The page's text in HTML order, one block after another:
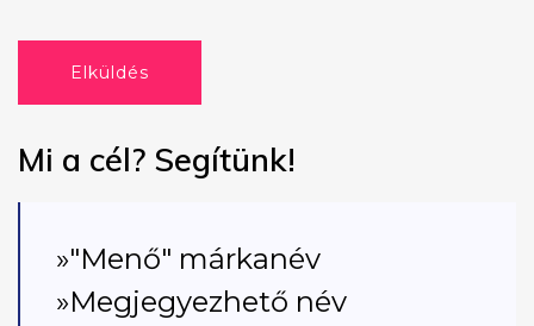
Elküldés
Mi a cél? Segítünk!
»"Menő" márkanév
»Megjegyezhető név